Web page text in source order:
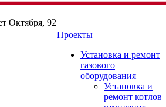
Октября, 92
Проекты
Установка и ремонт
газового
оборудования
Установка и
ремонт котлов